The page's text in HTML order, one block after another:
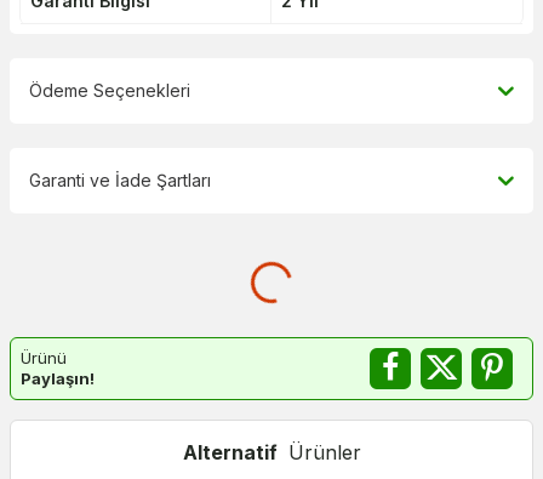
Ödeme Seçenekleri
Garanti ve İade Şartları
Ürünü
Paylaşın!
Alternatif Ürünler